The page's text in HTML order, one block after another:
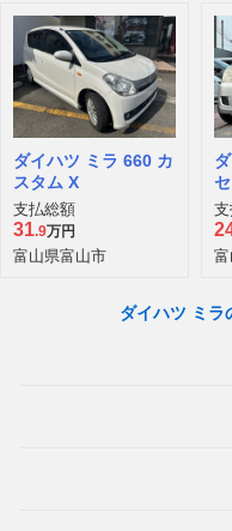
ダイハツ ミラ 660 カ
スタム X
支払総額
31.9万円
富山県富山市
ダイハツ ミラ